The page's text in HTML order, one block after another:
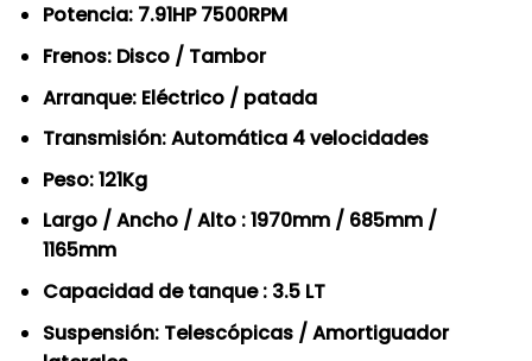
Potencia: 7.91HP 7500RPM
Frenos: Disco / Tambor
Arranque: Eléctrico / patada
Transmisión: Automática 4 velocidades
Peso: 121Kg
Largo / Ancho / Alto : 1970mm / 685mm /
1165mm
Capacidad de tanque : 3.5 LT
Suspensión: Telescópicas / Amortiguador